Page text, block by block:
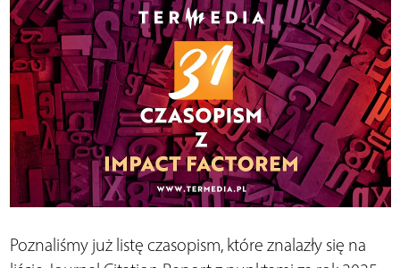
Poznaliśmy już listę czasopism, które znalazły się na